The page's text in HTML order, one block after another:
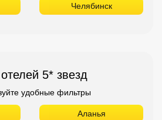
Челябинск
5* звезд
удобные фильтры
Аланья